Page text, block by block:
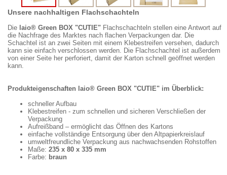
Unsere nachhaltigen Flachschachteln
Die laio® Green BOX "CUTIE" Flachschachteln stellen eine Antwort auf
die Nachfrage des Marktes nach flachen Verpackungen dar. Die
Schachtel ist an zwei Seiten mit einem Klebestreifen versehen, dadurch
kann sie einfach verschlossen werden. Die Flachschachtel ist außerdem
von einer Seite her perforiert, damit der Karton schnell geöffnet werden
kann.
Produkteigenschaften laio® Green BOX "CUTIE" im Überblick:
schneller Aufbau
Klebestreifen - zum schnellen und sicheren Verschließen der
Verpackung
Aufreißband – ermöglicht das Öffnen des Kartons
einfache vollständige Entsorgung über den Altpapierkreislauf
umweltfreundliche Verpackung aus nachwachsenden Rohstoffen
Maße: 235 x 80 x 335 mm
Farbe: braun